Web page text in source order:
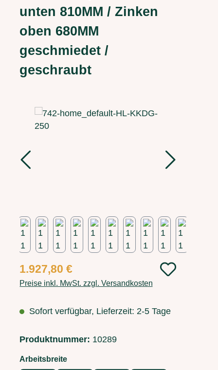
unten 810MM / Zinken
oben 680MM
geschmiedet /
geschraubt
Bildergalerie überspringen
Regulärer Preis:
1.927,80 €
Preise inkl. MwSt. zzgl. Versandkosten
Sofort verfügbar, Lieferzeit: 2-5 Tage
Produktnummer: 10289
Arbeitsbreiteauswählen